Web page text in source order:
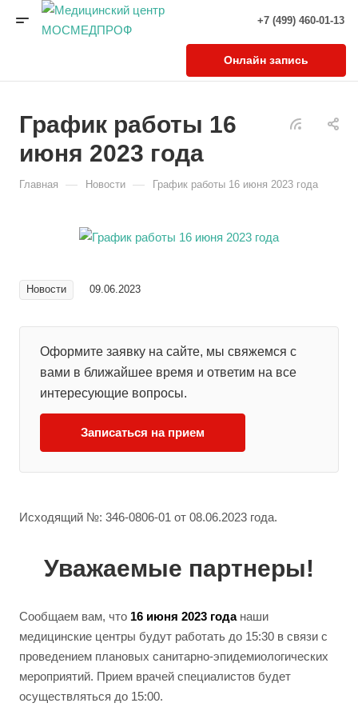
+7 (499) 460-01-13
Онлайн запись
График работы 16
июня 2023 года
Главная — Новости — График работы 16 июня 2023 года
Новости 09.06.2023
Оформите заявку на сайте, мы свяжемся с
вами в ближайшее время и ответим на все
интересующие вопросы.
Записаться на прием
Исходящий №: 346-0806-01 от 08.06.2023 года.
Уважаемые партнеры!
Сообщаем вам, что 16 июня 2023 годанаши
медицинские центры будут работать до 15:30 в связи с
проведением плановых санитарно-эпидемиологических
мероприятий. Прием врачей специалистов будет
осуществляться до 15:00.